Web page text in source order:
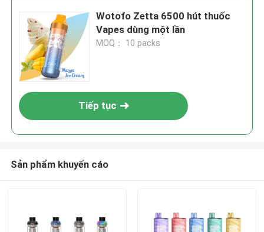
Wotofo Zetta 6500 hút thuốc
Vapes dùng một lần
MOQ： 10 packs
Tiếp tục
Sản phẩm khuyến cáo